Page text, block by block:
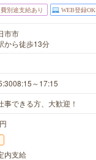
別途支給あり WEB登録OK
市市
から徒歩13分
～17:15
事できる方、大歓迎！
内支給